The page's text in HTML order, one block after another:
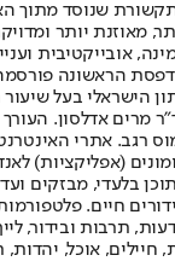
שנוסד מתוך
מאוזנת יותר
אובייקטיבית
הישראלי בעל
מרים אדלסון.
רגב. אתרי
בלעדי, מבזקים
חיים.
תרבות ובידור,